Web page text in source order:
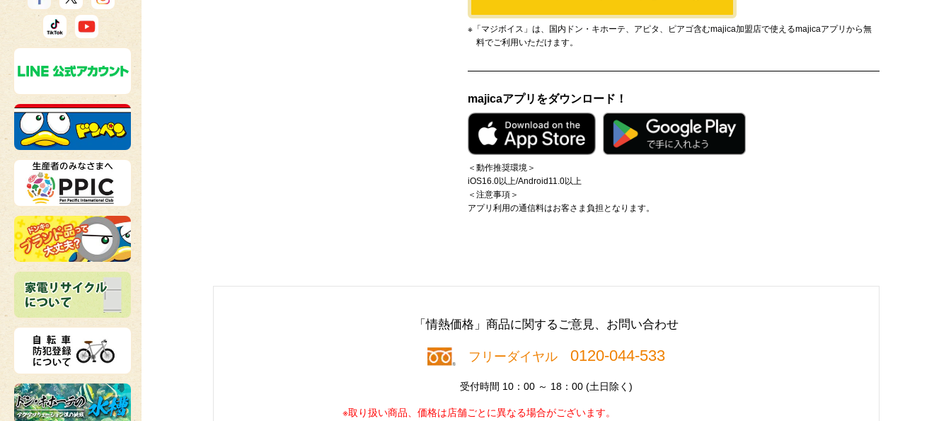
※「マジボイス」は、国内ドン・キホーテ、アピタ、ピアゴ含むmajica加盟店で使えるmajicaアプリから無
料でご利用いただけます。
majicaアプリをダウンロード！
＜動作推奨環境＞
iOS16.0以上/Android11.0以上
＜注意事項＞
アプリ利用の通信料はお客さま負担となります。
「情熱価格」商品に関する ご意見、お問い合わせ
フリーダイヤル 0120-044-533
受付時間 10：00 ～ 18：00 (土日除く)
※取り扱い商品、価格は店舗ごとに異なる場合がございます。